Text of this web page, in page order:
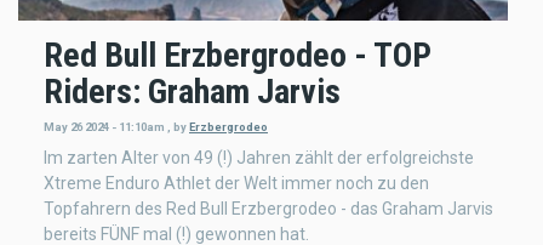
Red Bull Erzbergrodeo - TOP
Riders: Graham Jarvis
May 26 2024 - 11:10am byErzbergrodeo
Im zarten Alter von 49 (!) Jahren zählt der erfolgreichste
Xtreme Enduro Athlet der Welt immer noch zu den
Topfahrern des Red Bull Erzbergrodeo - das Graham Jarvis
bereits FÜNF mal (!) gewonnen hat.